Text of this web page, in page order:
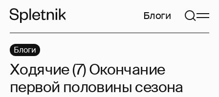
Блоги
Блоги
Ходячие (7) Окончание
первой половины сезона